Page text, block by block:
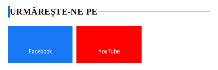
URMĂREȘTE-NE PE
Facebook YouTube